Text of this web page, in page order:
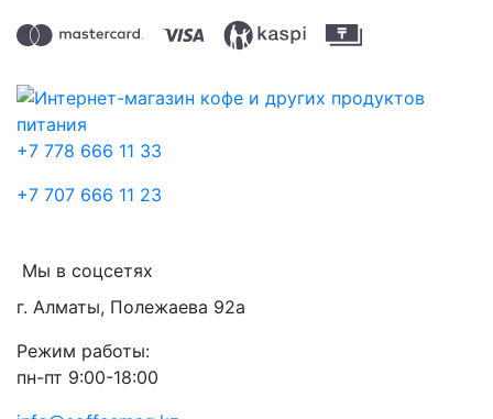
+7 778 666 11 33
+7 707 666 11 23
Мы в соцсетях
г. Алматы, Полежаева 92а
Режим работы:
пн-пт 9:00-18:00